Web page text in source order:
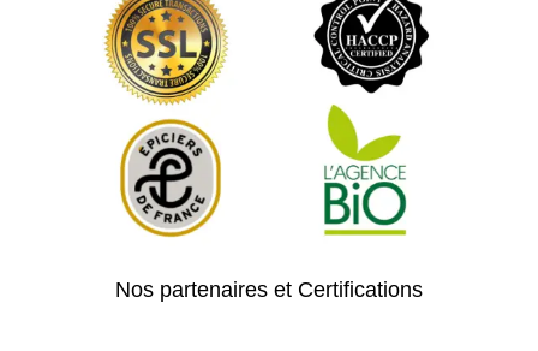
Nos partenaires et Certifications